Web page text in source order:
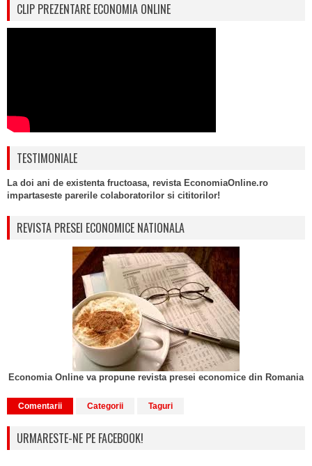
CLIP PREZENTARE ECONOMIA ONLINE
TESTIMONIALE
La doi ani de existenta fructoasa, revista EconomiaOnline.ro
impartaseste parerile colaboratorilor si cititorilor!
REVISTA PRESEI ECONOMICE NATIONALA
Economia Online va propune revista presei economice din Romania
Comentarii Categorii Taguri
URMARESTE-NE PE FACEBOOK!